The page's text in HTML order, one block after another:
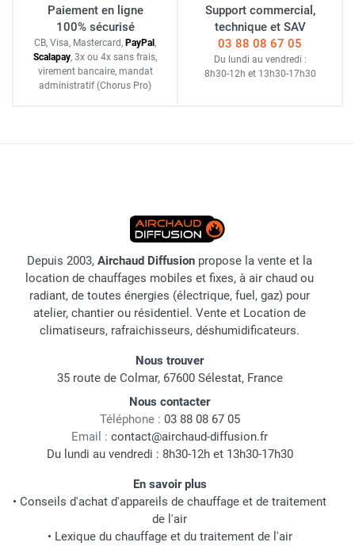
Paiement en ligne
100% sécurisé
CB, Visa, Mastercard, PayPal ,
Scalapay, 3x ou 4x sans frais,
virement bancaire, mandat
administratif (Chorus Pro)
Support commercial,
technique et SAV
03 88 08 67 05
Du lundi au vendredi :
8h30-12h et 13h30-17h30
Depuis 2003, Airchaud Diffusion propose la vente et la
location de chauffages mobiles et fixes, à air chaud ou
radiant, de toutes énergies (électrique, fuel, gaz) pour
atelier, chantier ou résidentiel. Vente et Location de
climatiseurs, rafraichisseurs, déshumidificateurs.
Nous trouver
35 route de Colmar, 67600 Sélestat, France
Nous contacter
Téléphone : 03 88 08 67 05
Email : contact@airchaud-diffusion.fr
Du lundi au vendredi : 8h30-12h et 13h30-17h30
En savoir plus
• Conseils d'achat d'appareils de chauffage et de traitement
de l'air
• Lexique du chauffage et du traitement de l'air